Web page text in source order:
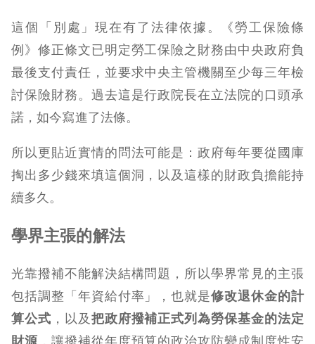
這個「別處」現在有了法律依據。《勞工保險條
例》修正條文已明定勞工保險之財務由中央政府負
最後支付責任，並要求中央主管機關至少每三年檢
討保險財務。過去這是行政院長在立法院的口頭承
諾，如今寫進了法條。
所以更貼近實情的問法可能是：政府每年要從國庫
掏出多少錢來填這個洞，以及這樣的財政負擔能持
續多久。
學界主張的解法
光靠撥補不能解決結構問題，所以學界常見的主張
包括調整「年資給付率」，也就是修改退休金的計
算公式 ，以及把政府撥補正式列為勞保基金的法定
財源 ，讓撥補從年度預算的政治攻防變成制度性安